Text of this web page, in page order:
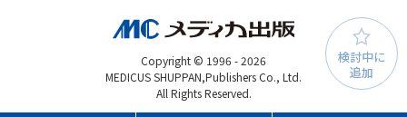
検討中に
追加
Copyright © 1996 -2026
MEDICUS SHUPPAN,Publishers Co., Ltd.
All Rights Reserved.